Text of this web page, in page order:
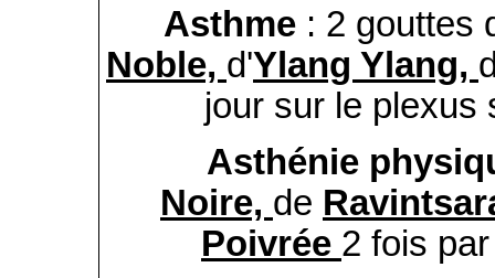
Asthme : 2 gouttes
Noble, d'Ylang Ylang,
jour sur le plexus
Asthénie
Noire, de
Poivrée 2 fois